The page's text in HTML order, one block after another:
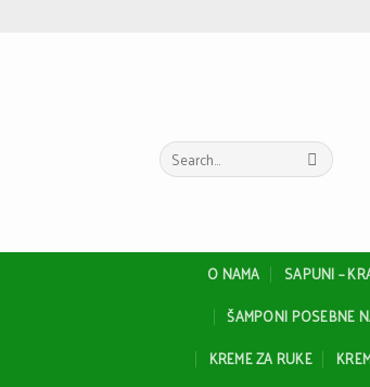
Search
for:
O NAMA SAPUNI –
ŠAMPONI POSEBNE
KREME ZA RUKE